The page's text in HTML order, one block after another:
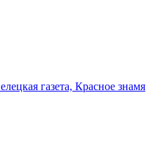
газета, Красное знамя